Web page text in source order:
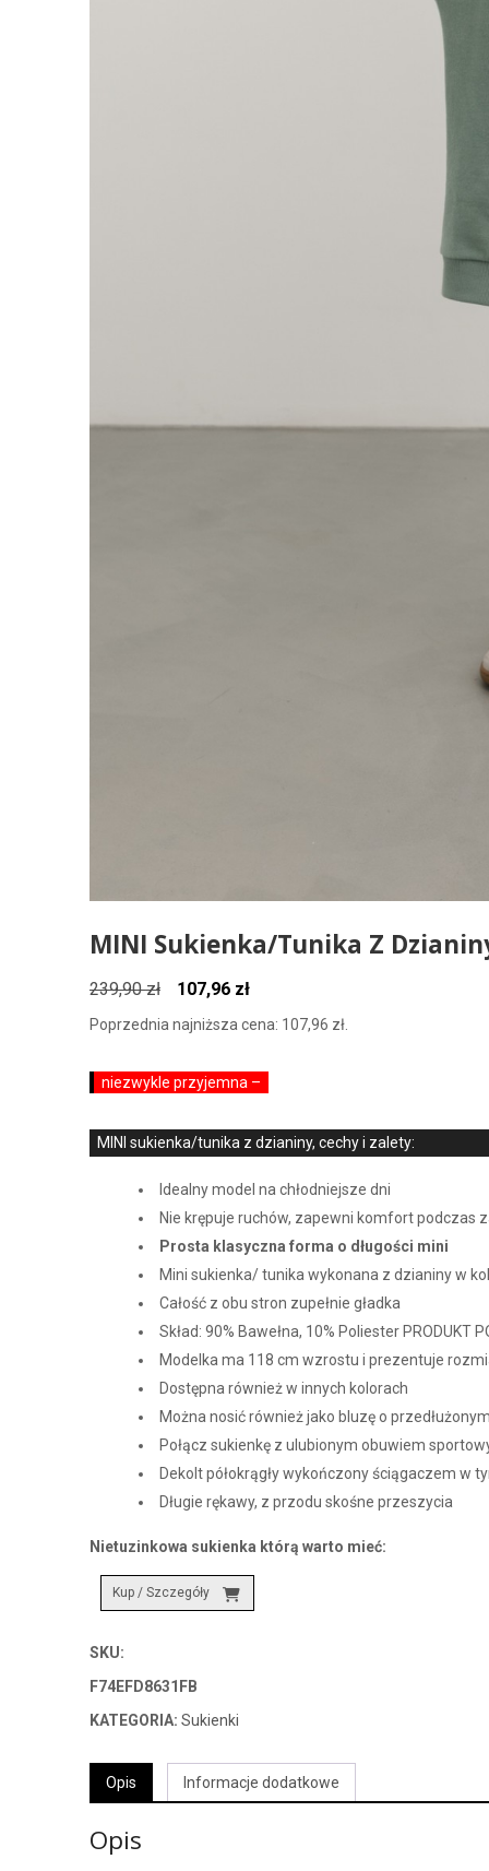
MINI Sukienka/tunika Z Dzianiny
239,90zł
Pierwotna
cena
wynosiła:
107,96 złAktualna
Poprzednia najniższa cena: 107,96 zł.
niezwykle przyjemna –
MINI sukienka/tunika z dzianiny, cechy i zalety:
Idealny model na chłodniejsze dni
Nie krępuje ruchów, zapewni komfort podczas
Prosta klasyczna forma o długości mini
Mini sukienka/ tunika wykonana z dzianiny w
Całość z obu stron zupełnie gładka
Skład: 90% Bawełna, 10% Poliester PRODUKT
Modelka ma 118 cm wzrostu i prezentuje
Dostępna również w innych kolorach
Można nosić również jako bluzę o
Połącz sukienkę z ulubionym obuwiem
Dekolt półokrągły wykończony ściągaczem w
Długie rękawy, z przodu skośne przeszycia
Nietuzinkowa sukienka którą warto mieć:
Kup / Szczegóły
SKU:
F74EFD8631FB
KATEGORIA: Sukienki
Opis Informacje dodatkowe
Opis